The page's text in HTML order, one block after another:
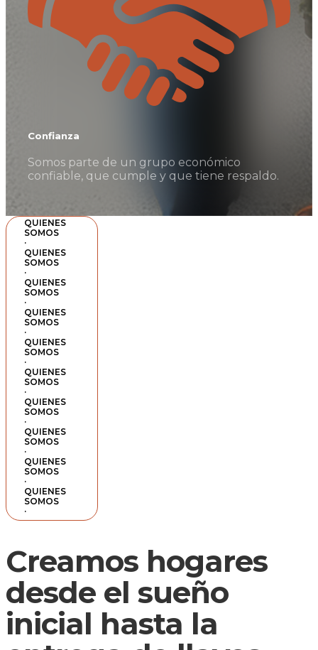
Confianza
Somos parte de un grupo económico
confiable, que cumple y que tiene respaldo.
QUIENES
SOMOS
·
QUIENES
SOMOS
·
QUIENES
SOMOS
·
QUIENES
SOMOS
·
QUIENES
SOMOS
·
QUIENES
SOMOS
·
QUIENES
SOMOS
·
QUIENES
SOMOS
·
QUIENES
SOMOS
·
QUIENES
SOMOS
·
Creamos hogares
desde el sueño
inicial hasta la